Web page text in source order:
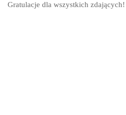
Gratulacje dla wszystkich zdających!